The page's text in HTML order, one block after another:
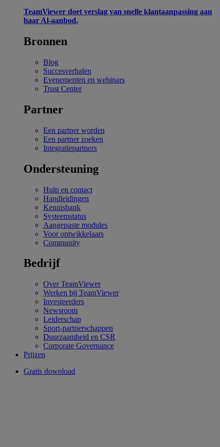
TeamViewer doet verslag van snelle klantaanpassing aan
haar Al-aanbod.
Bronnen
Blog
Succesverhalen
Evenementen en webinars
Trust Center
Partner
Een partner worden
Een partner zoeken
Integratiepartners
Ondersteuning
Hulp en contact
Handleidingen
Kennisbank
Systeemstatus
Aangepaste modules
Voor ontwikkelaars
Community
Bedrijf
Over TeamViewer
Werken bij TeamViewer
Investeerders
Newsroom
Leiderschap
Sport-partnerschappen
Duurzaamheid en CSR
Corporate Governance
Prijzen
Gratis download